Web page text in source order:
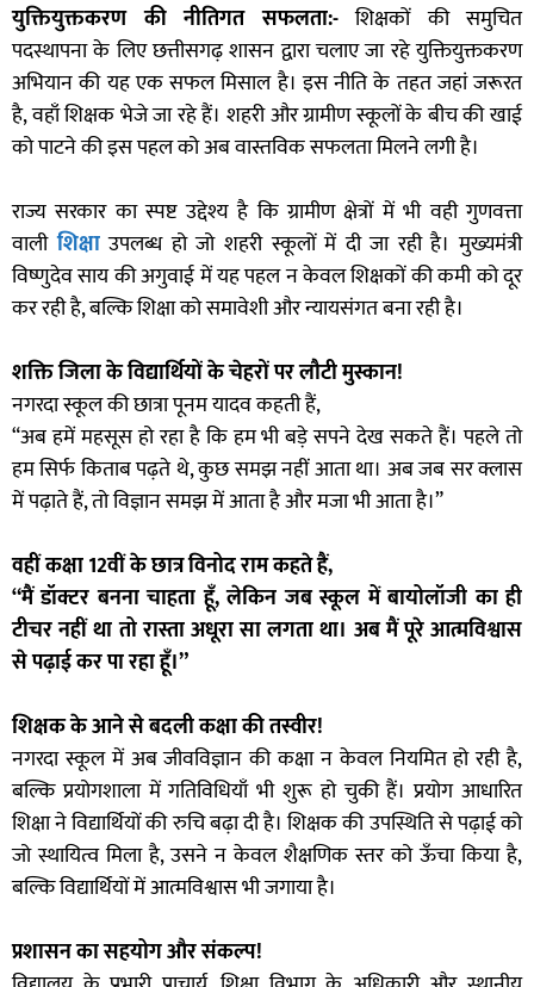
युक्तियुक्तकरण की नीतिगत सफलता:-शिक्षकों की समुचित
पदस्थापना के लिए छत्तीसगढ़ शासन द्वारा चलाए जा रहे युक्तियुक्तकरण
अभियान की यह एक सफल मिसाल है। इस नीति के तहत जहां जरूरत
है, वहाँ शिक्षक भेजे जा रहे हैं। शहरी और ग्रामीण स्कूलों के बीच की खाई
को पाटने की इस पहल को अब वास्तविक सफलता मिलने लगी है।
राज्य सरकार का स्पष्ट उद्देश्य है कि ग्रामीण क्षेत्रों में भी वही गुणवत्ता
वालीशिक्षाउपलब्ध हो जो शहरी स्कूलों में दी जा रही है। मुख्यमंत्री
विष्णुदेव साय की अगुवाई में यह पहल न केवल शिक्षकों की कमी को दूर
कर रही है, बल्कि शिक्षा को समावेशी और न्यायसंगत बना रही है।
शक्ति जिला के विद्यार्थियों के चेहरों पर लौटी मुस्कान!
नगरदा स्कूल की छात्रा पूनम यादव कहती हैं,
“अब हमें महसूस हो रहा है कि हम भी बड़े सपने देख सकते हैं। पहले तो
हम सिर्फ किताब पढ़ते थे, कुछ समझ नहीं आता था। अब जब सर क्लास
में पढ़ाते हैं, तो विज्ञान समझ में आता है और मजा भी आता है।”
वहीं कक्षा 12वीं के छात्र विनोद राम कहते हैं,
“मैं डॉक्टर बनना चाहता हूँ, लेकिन जब स्कूल में बायोलॉजी का ही
टीचर नहीं था तो रास्ता अधूरा सा लगता था। अब मैं पूरे आत्मविश्वास
से पढ़ाई कर पा रहा हूँ।”
शिक्षक के आने से बदली कक्षा की तस्वीर!
नगरदा स्कूल में अब जीवविज्ञान की कक्षा न केवल नियमित हो रही है,
बल्कि प्रयोगशाला में गतिविधियाँ भी शुरू हो चुकी हैं। प्रयोग आधारित
शिक्षा ने विद्यार्थियों की रुचि बढ़ा दी है। शिक्षक की उपस्थिति से पढ़ाई को
जो स्थायित्व मिला है, उसने न केवल शैक्षणिक स्तर को ऊँचा किया है,
बल्कि विद्यार्थियों में आत्मविश्वास भी जगाया है।
प्रशासन का सहयोग और संकल्प!